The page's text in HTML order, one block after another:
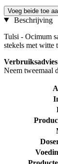
Voeg beide toe
Beschrijving
Tulsi - Ocimum
stekels met witte
Neem tweemaal